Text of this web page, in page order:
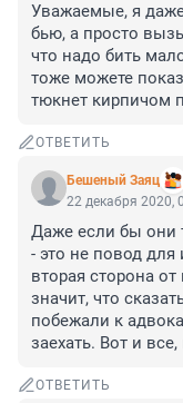
Уважаемые, я
бью, а просто
что надо бить
тоже можете
тюкнет кирпичом
ОТВЕТИТЬ
Бешеный Заяц
22 декабря 2020,
Даже если бы они
- это не повод для
вторая сторона
значит, что
побежали к
заехать. Вот и
ОТВЕТИТЬ